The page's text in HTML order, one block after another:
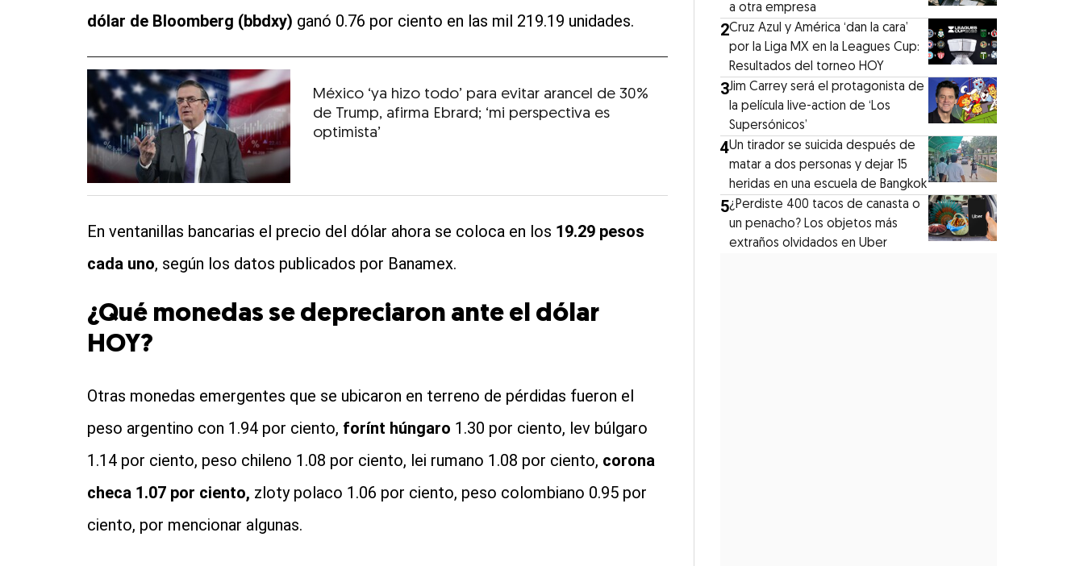
dólar de Bloomberg (bbdxy) ganó 0.76 por ciento en las mil 219.19 unidades.
México ‘ya hizo todo’ para evitar arancel de 30%
de Trump, afirma Ebrard; ‘mi perspectiva es
optimista’
En ventanillas bancarias el precio del dólar ahora se coloca en los 19.29 pesos
cada uno, según los datos publicados por Banamex.
¿Qué monedas se depreciaron ante el dólar
HOY?
Otras monedas emergentes que se ubicaron en terreno de pérdidas fueron el
peso argentino con 1.94 por ciento, forínt húngaro 1.30 por ciento, lev búlgaro
1.14 por ciento, peso chileno 1.08 por ciento, lei rumano 1.08 por ciento, corona
checa 1.07 por ciento, zloty polaco 1.06 por ciento, peso colombiano 0.95 por
ciento, por mencionar algunas.
a otra empresa
2Cruz Azul y América ‘dan la cara’
por la Liga MX en la Leagues Cup:
Resultados del torneo HOY
3Jim Carrey será el protagonista de
la película live-action de ‘Los
Supersónicos’
4Un tirador se suicida después de
matar a dos personas y dejar 15
heridas en una escuela de Bangkok
5¿Perdiste 400 tacos de canasta o
un penacho? Los objetos más
extraños olvidados en Uber